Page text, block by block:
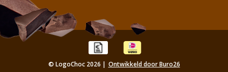
© LogoChoc 2026 | Ontwikkeld door Buro26